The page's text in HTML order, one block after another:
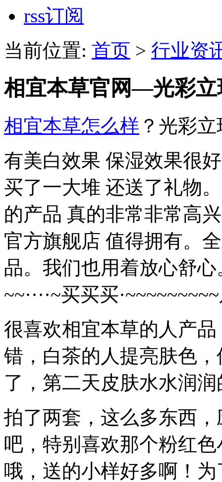
rss订阅
当前位置: 首页 > 行业资
相宜本草官网—光彩立
相宜本草怎么样 ？光彩
有美白效果 保湿效果很
买了一大堆 还送了礼物
的产品 真的非常非常高
官方旗舰店 值得拥有。
品。我们也用着放心舒
~~····~买买买
很喜欢相宜本草的人产
错，白茶的人提亮肤色
了，第二天皮肤水水润润
拍了两套，这么多东西
吧，特别喜欢那个粉红
哦，送的小样好多啊！